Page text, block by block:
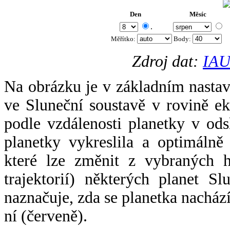
Den Měsíc
.
Měřítko: Body:
Zdroj dat:
Na obrázku je v základním
ve Sluneční soustavě v rovině
podle vzdálenosti planetky v
planetky vykreslila a
které lze změnit z vybraných
trajektorií) některých planet
naznačuje, zda se planetka
ní (červeně).